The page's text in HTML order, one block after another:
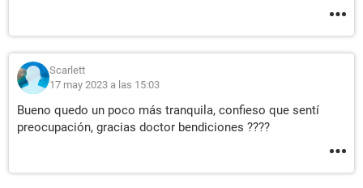
Scarlett
17 may 2023 a las 15:03
Bueno quedo un poco más tranquila, confieso que sentí
preocupación, gracias doctor bendiciones ????